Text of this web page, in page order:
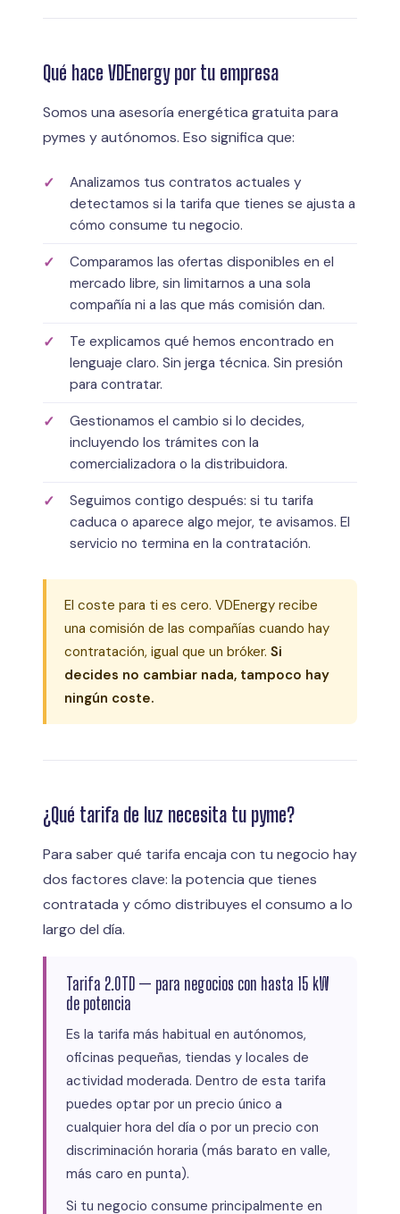
Qué hace VDEnergy por tu empresa
Somos una asesoría energética gratuita para
pymes y autónomos. Eso significa que:
Analizamos tus contratos actuales y
detectamos si la tarifa que tienes se ajusta a
cómo consume tu negocio.
Comparamos las ofertas disponibles en el
mercado libre, sin limitarnos a una sola
compañía ni a las que más comisión dan.
Te explicamos qué hemos encontrado en
lenguaje claro. Sin jerga técnica. Sin presión
para contratar.
Gestionamos el cambio si lo decides,
incluyendo los trámites con la
comercializadora o la distribuidora.
Seguimos contigo después: si tu tarifa
caduca o aparece algo mejor, te avisamos. El
servicio no termina en la contratación.
El coste para ti es cero. VDEnergy recibe
una comisión de las compañías cuando hay
contratación, igual que un bróker. Si
decides no cambiar nada, tampoco hay
ningún coste.
¿Qué tarifa de luz necesita tu pyme?
Para saber qué tarifa encaja con tu negocio hay
dos factores clave: la potencia que tienes
contratada y cómo distribuyes el consumo a lo
largo del día.
Tarifa 2.0TD — para negocios con hasta 15 kW
de potencia
Es la tarifa más habitual en autónomos,
oficinas pequeñas, tiendas y locales de
actividad moderada. Dentro de esta tarifa
puedes optar por un precio único a
cualquier hora del día o por un precio con
discriminación horaria (más barato en valle,
más caro en punta).
Si tu negocio consume principalmente en